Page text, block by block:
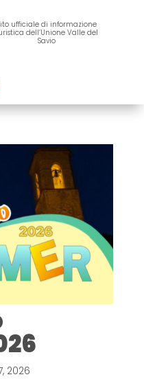
ufficiale di informazione
dell’Unione Valle del
Savio
2026